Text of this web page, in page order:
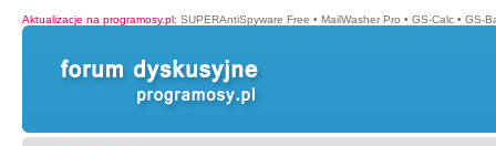
Aktualizacje na programosy.pl: SUPERAntiSpyware Free • MailWasher Pro • GS-Calc • GS-